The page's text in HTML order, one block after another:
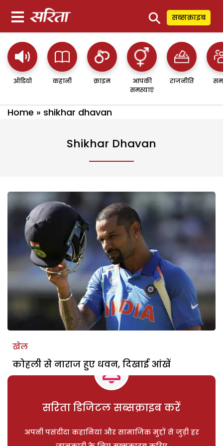
⚲ सब्सक्राइब
ऑडियो कहानी क्राइम
आपकी
समस्याएं
राजनीति
Home » shikhar dhavan
Shikhar Dhavan
खेल
कोहली से नाराज हुए धवन, दिखाई आंखें
सरिता डिजिटल सब्सक्राइब करें
अपनी पसंदीदा कहानियां और सामाजिक मुद्दों से जुड़ी हर